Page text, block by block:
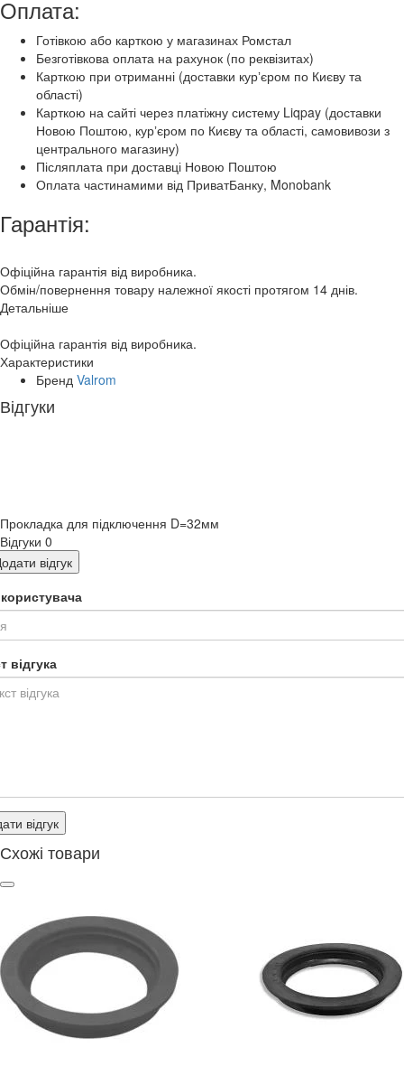
Оплата:
Готівкою або карткою у магазинах Ромстал
Безготівкова оплата на рахунок (по реквізитах)
Карткою при отриманні (доставки курʼєром по Києву та
області)
Карткою на сайті через платіжну систему Liqpay (доставки
Новою Поштою, курʼєром по Києву та області, самовивози з
центрального магазину)
Післяплата при доставці Новою Поштою
Оплата частинамими від ПриватБанку, Monobank
Гарантія:
Офіційна гарантія від виробника.
Обмін/повернення товару належної якості протягом 14 днів.
Детальніше
Офіційна гарантія від виробника.
Характеристики
Бренд Valrom
Відгуки
Прокладка для підключення D=32мм
Відгуки 0
відгук
відгука
відгук
Схожі товари